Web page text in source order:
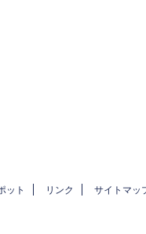
ット リンク サイトマッ